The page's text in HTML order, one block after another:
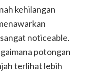
kehilangan
noticeable.
potongan
terlihat lebih